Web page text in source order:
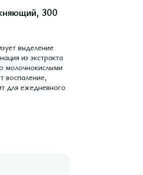
300
выделение
из экстракта
молочнокислыми
воспаление,
для ежедневного